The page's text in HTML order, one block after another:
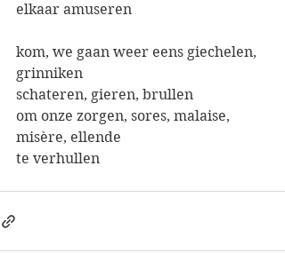
elkaar amuseren
kom, we gaan weer eens giechelen,
grinniken
schateren, gieren, brullen
om onze zorgen, sores, malaise,
misère, ellende
te verhullen